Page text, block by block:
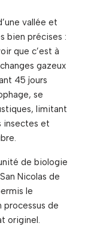
vallée et
bien précises :
que c’est à
gazeux
45 jours
se
limitant
insectes et
de biologie
Nicolas de
le
processus de
originel.